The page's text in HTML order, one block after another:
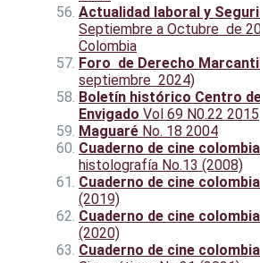
Actualidad laboral y
Septiembre a Octubre de
Colombia
Foro de Derecho
septiembre 2024)
Boletín histórico Centro
Envigado Vol 69 N0.22 2015
Maguaré No. 18 2004
Cuaderno de cine
histolografía No.13 (2008)
Cuaderno de cine
(2019)
Cuaderno de cine
(2020)
Cuaderno de cine